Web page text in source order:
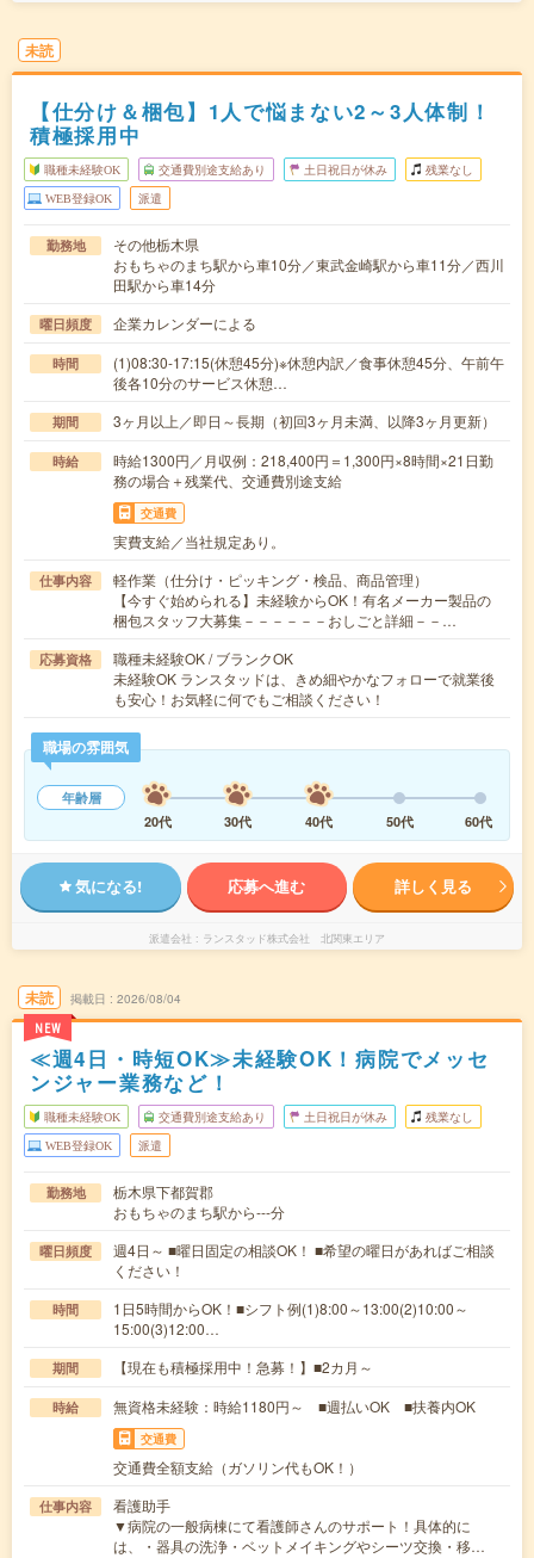
未読
【仕分け＆梱包】1人で悩まない2～3人体制！
積極採用中
職種未経験OK 交通費別途支給あり 土日祝日が休み 残業なし
WEB登録OK 派遣
勤務地
その他栃木県
おもちゃのまち駅から車10分／東武金崎駅から車11分／西川
田駅から車14分
曜日頻度 企業カレンダーによる
時間
(1)08:30-17:15(休憩45分)※休憩内訳／食事休憩45分、午前午
後各10分のサービス休憩…
期間 3ヶ月以上／即日～長期（初回3ヶ月未満、以降3ヶ月更新）
時給
時給1300円／月収例：218,400円＝1,300円×8時間×21日勤
務の場合＋残業代、交通費別途支給
交通費
実費支給／当社規定あり。
仕事内容
軽作業（仕分け・ピッキング・検品、商品管理）
【今すぐ始められる】未経験からOK！有名メーカー製品の
梱包スタッフ大募集－－－－－－おしごと詳細－－…
応募資格
職種未経験OK / ブランクOK
未経験OK ランスタッドは、きめ細やかなフォローで就業後
も安心！お気軽に何でもご相談ください！
職場の雰囲気
年齢層
20代
30代 40代 50代 60代
気になる! 応募へ進む 詳しく見る
派遣会社 ランスタッド株式会社 北関東エリア
未読
NEW
掲載日 2026/08/04
≪週4日・時短OK≫未経験OK！病院でメッセ
ンジャー業務など！
職種未経験OK 交通費別途支給あり 土日祝日が休み 残業なし
WEB登録OK 派遣
勤務地
栃木県下都賀郡
おもちゃのまち駅から---分
曜日頻度
週4日～ ■曜日固定の相談OK！ ■希望の曜日があればご相談
ください！
時間
1日5時間からOK！■シフト例(1)8:00～13:00(2)10:00～
15:00(3)12:00…
期間 【現在も積極採用中！急募！】■2カ月～
時給 無資格未経験：時給1180円～ ■週払いOK ■扶養内OK
交通費
交通費全額支給（ガソリン代もOK！）
仕事内容
看護助手
▼病院の一般病棟にて看護師さんのサポート！具体的に
は、・器具の洗浄・ベットメイキングやシーツ交換・移…